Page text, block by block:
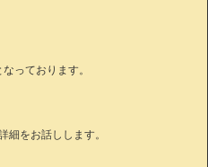
っております。
細をお話しします。